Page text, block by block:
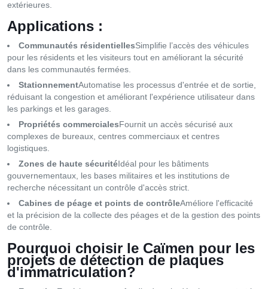
extérieures.
Applications :
Communautés résidentiellesSimplifie l’accès des véhicules
pour les résidents et les visiteurs tout en améliorant la sécurité
dans les communautés fermées.
StationnementAutomatise les processus d'entrée et de sortie,
réduisant la congestion et améliorant l'expérience utilisateur dans
les parkings et les garages.
Propriétés commercialesFournit un accès sécurisé aux
complexes de bureaux, centres commerciaux et centres
logistiques.
Zones de haute sécuritéIdéal pour les bâtiments
gouvernementaux, les bases militaires et les institutions de
recherche nécessitant un contrôle d'accès strict.
Cabines de péage et points de contrôleAméliore l'efficacité
et la précision de la collecte des péages et de la gestion des points
de contrôle.
Pourquoi choisir le Caïmen pour les
projets de détection de plaques
d'immatriculation?